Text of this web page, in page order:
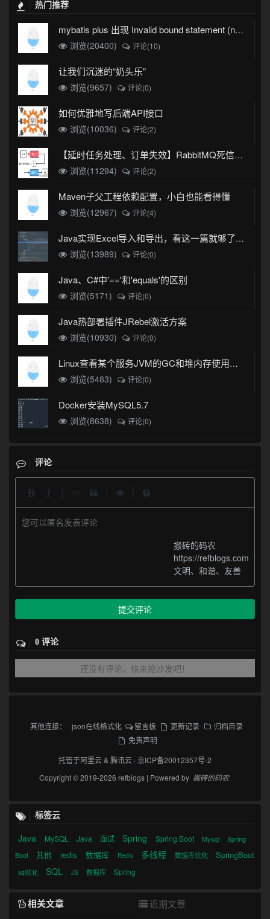
热门推荐
mybatis plus 出现 Invalid bound statement (not found)
浏览(20400)
评论(10)
让我们沉迷的“奶头乐”
浏览(9657) 评论(0)
如何优雅地写后端API接口
浏览(10036) 评论(2)
【延时任务处理、订单失效】RabbitMQ死信队列实现
浏览(11294)
评论(2)
Maven子父工程依赖配置，小白也能看得懂
浏览(12967) 评论(4)
Java实现Excel导入和导出，看这一篇就够了(珍藏版)
浏览(13989)
评论(0)
Java、C#中'=='和'equals'的区别
浏览(5171) 评论(0)
Java热部署插件JRebel激活方案
浏览(10930) 评论(0)
Linux查看某个服务JVM的GC和堆内存使用情况
浏览(5483)
评论(0)
Docker安装MySQL5.7
浏览(8638) 评论(0)
评论
您可以匿名发表评论
搬砖的码农
https://refblogs.com
文明、和谐、友善
提交评论
0 评论
还没有评论，快来抢沙发吧！
其他连接： json在线格式化 留言板 更新记录
归档目录
免责声明
托管于阿里云& 腾讯云 ·京ICP备20012357号-2
Copyright © 2019-2026 refblogs | Powered by 搬砖的码农
标签云
Java MySQL Java 面试 Spring Spring Boot Mysql
Spring
Boot
其他 redis 数据库 Redis 多线程 数据库优化 SpringBoot
sql优化 SQL JS 数据库 Spring
相关文章 近期文章